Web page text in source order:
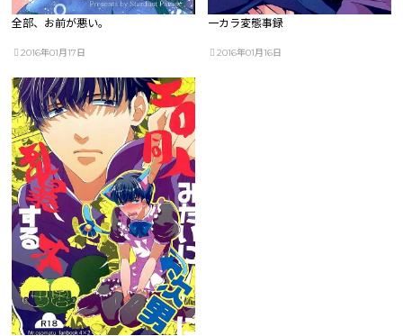
全部、お前が悪い。
2016年01月17日
一カラ変態事録
2016年01月16日